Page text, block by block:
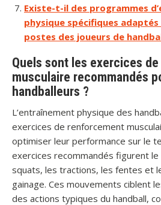
Existe-t-il des programmes
physique spécifiques
postes des joueurs de
Quels sont les exercices
musculaire recommandés
handballeurs ?
L’entraînement physique des
exercices de renforcement
optimiser leur performance sur le
exercices recommandés figurent
squats, les tractions, les fentes et
gainage. Ces mouvements ciblent
des actions typiques du handball,